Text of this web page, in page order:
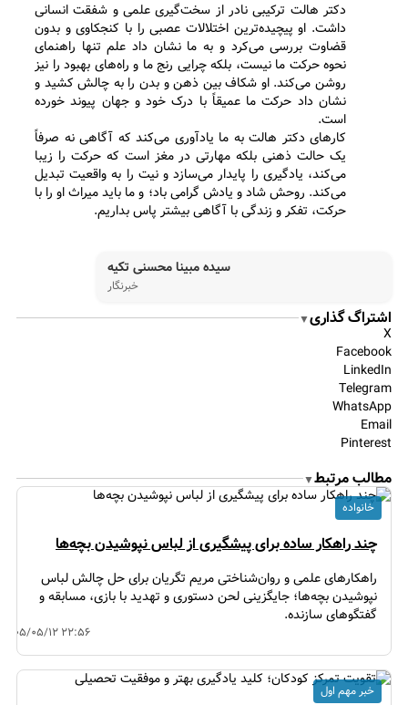
دکتر هالت ترکیبی نادر از سخت‌گیری علمی و شفقت انسانی
داشت. او پیچیده‌ترین اختلالات عصبی را با کنجکاوی و بدون
قضاوت بررسی می‌کرد و به ما نشان داد علم تنها راهنمای
نحوه حرکت ما نیست، بلکه چرایی رنج ما و راه‌های بهبود را نیز
روشن می‌کند. او شکاف بین ذهن و بدن را به چالش کشید و
نشان داد حرکت ما عمیقاً با درک خود و جهان پیوند خورده
است.
کارهای دکتر هالت به ما یادآوری می‌کند که آگاهی نه صرفاً
یک حالت ذهنی بلکه مهارتی در مغز است که حرکت را زیبا
می‌کند، یادگیری را پایدار می‌سازد و نیت را به واقعیت تبدیل
می‌کند. روحش شاد و یادش گرامی باد؛ و ما باید میراث او را با
حرکت، تفکر و زندگی با آگاهی بیشتر پاس بداریم.
سیده مبینا محسنی تکیه
خبرنگار
اشتراگ گذاری▼
X
Facebook
LinkedIn
Telegram
WhatsApp
Email
Pinterest
مطالب مرتبط▼
چند راهکار ساده برای پیشگیری از لباس نپوشیدن بچه‌ها
راهکارهای علمی و روان‌شناختی مریم تگریان برای حل چالش لباس
نپوشیدن بچه‌ها؛ جایگزینی لحن دستوری و تهدید با بازی، مسابقه و
گفتگوهای سازنده.
۱۴۰۵/۰۵/۱۲ ۲۲:۵۶
خانواده
خبر مهم اول